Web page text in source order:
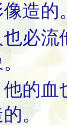
造的
也必
的
。